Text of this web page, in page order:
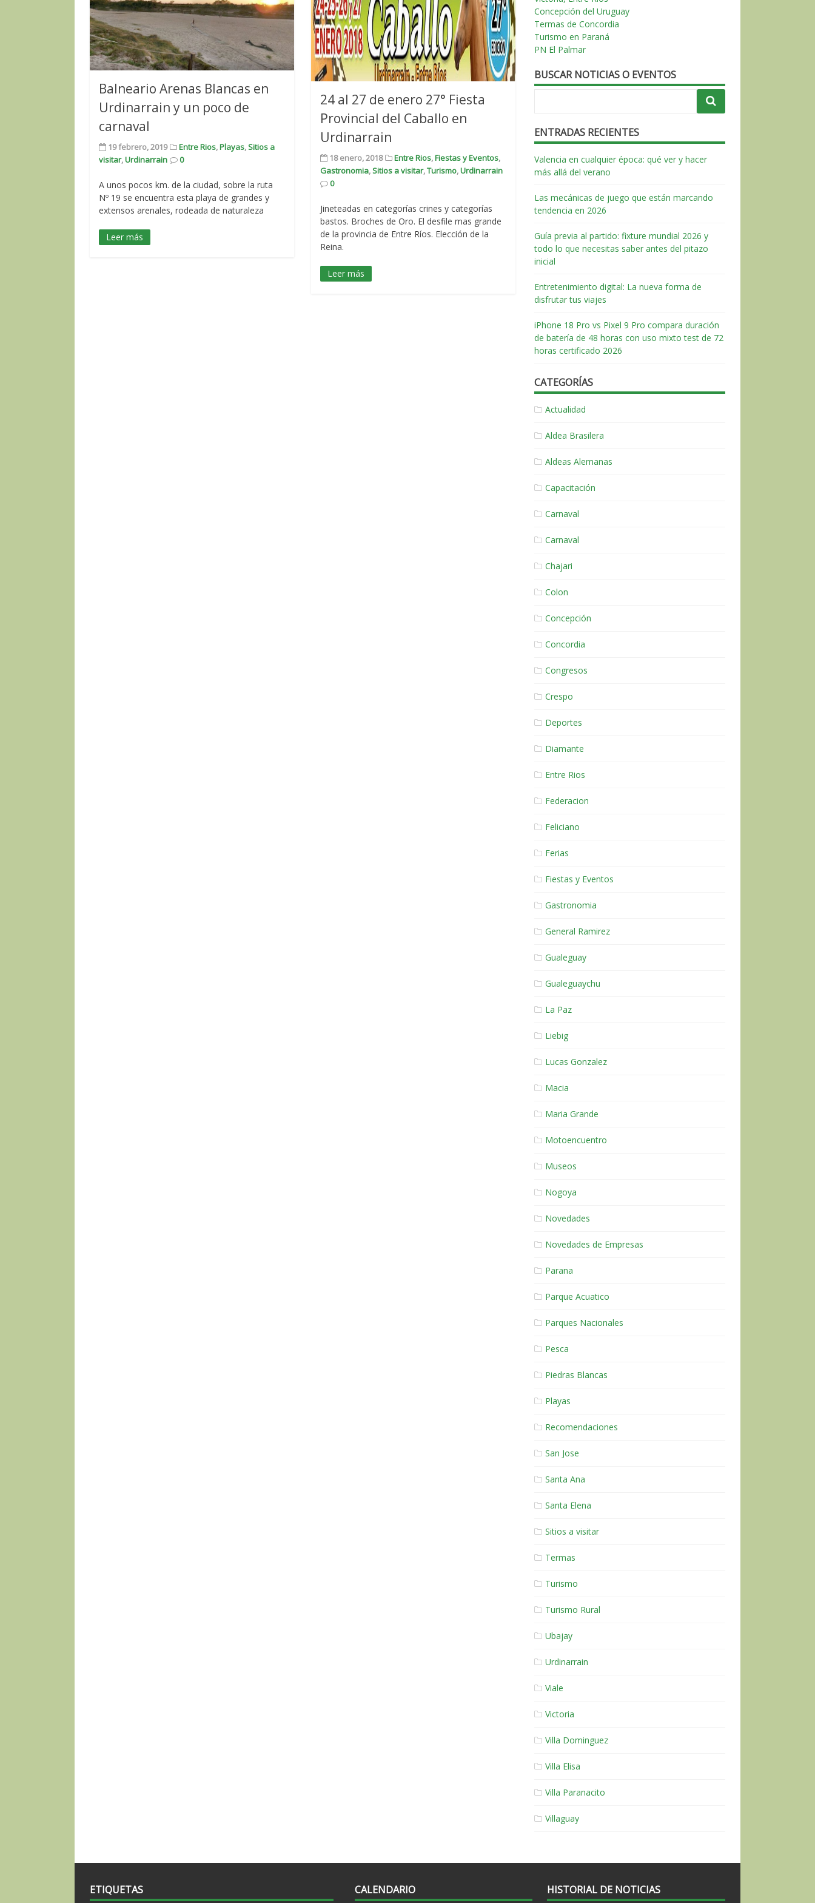
Balneario Arenas Blancas en
Urdinarrain y un poco de
carnaval
19 febrero, 2019 Entre Rios,Playas,Sitios a
visitar,Urdinarrain 0
A unos pocos km. de la ciudad, sobre la ruta
Nº 19 se encuentra esta playa de grandes y
extensos arenales, rodeada de naturaleza
Leer más
24 al 27 de enero 27° Fiesta
Provincial del Caballo en
Urdinarrain
18 enero, 2018 Entre Rios,Fiestas y Eventos,
Gastronomia,Sitios a visitar,Turismo,Urdinarrain
0
Jineteadas en categorías crines y categorías
bastos. Broches de Oro. El desfile mas grande
de la provincia de Entre Ríos. Elección de la
Reina.
Leer más
Concepción del Uruguay
Termas de Concordia
Turismo en Paraná
PN El Palmar
BUSCAR NOTICIAS O EVENTOS
ENTRADAS RECIENTES
Valencia en cualquier época: qué ver y hacer
más allá del verano
Las mecánicas de juego que están marcando
tendencia en 2026
Guía previa al partido: fixture mundial 2026 y
todo lo que necesitas saber antes del pitazo
inicial
Entretenimiento digital: La nueva forma de
disfrutar tus viajes
iPhone 18 Pro vs Pixel 9 Pro compara duración
de batería de 48 horas con uso mixto test de 72
horas certificado 2026
CATEGORÍAS
Actualidad
Aldea Brasilera
Aldeas Alemanas
Capacitación
Carnaval
Carnaval
Chajari
Colon
Concepción
Concordia
Congresos
Crespo
Deportes
Diamante
Entre Rios
Federacion
Feliciano
Ferias
Fiestas y Eventos
Gastronomia
General Ramirez
Gualeguay
Gualeguaychu
La Paz
Liebig
Lucas Gonzalez
Macia
Maria Grande
Motoencuentro
Museos
Nogoya
Novedades
Novedades de Empresas
Parana
Parque Acuatico
Parques Nacionales
Pesca
Piedras Blancas
Playas
Recomendaciones
San Jose
Santa Ana
Santa Elena
Sitios a visitar
Termas
Turismo
Turismo Rural
Ubajay
Urdinarrain
Viale
Victoria
Villa Dominguez
Villa Elisa
Villa Paranacito
Villaguay
ETIQUETAS CALENDARIO HISTORIAL DE NOTICIAS